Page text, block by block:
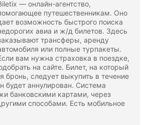
— онлайн-агентство,
путешественникам. Оно
возможность быстрого поиска
авиа и ж/д билетов. Здесь
трансферы, аренду
или полные турпакеты.
вам нужна страховка в поездке,
на сайте. Билет, на который
бронь, следует выкупить в течение
будет аннулирован. Система
банковскими картами, через
способами. Есть мобильное